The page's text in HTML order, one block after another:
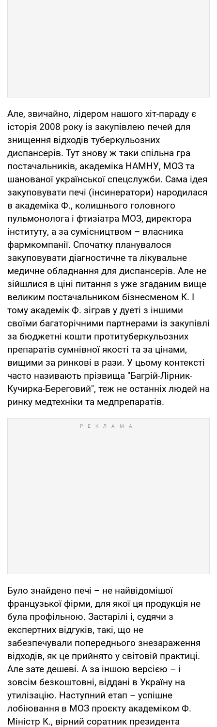
Але, звичайно, лідером нашого хіт-параду є
історія 2008 року із закупівлею печей для
знищення відходів туберкульозних
диспансерів. Тут знову ж таки спільна гра
постачальників, академіка НАМНУ, МОЗ та
шанованої української спецслужби. Сама ідея
закуповувати печі (інсинератори) народилася
в академіка Ф., колишнього головного
пульмонолога і фтизіатра МОЗ, директора
інституту, а за сумісництвом – власника
фармкомпанії. Спочатку планувалося
закуповувати діагностичне та лікувальне
медичне обладнання для диспансерів. Але не
зійшлися в ціні питання з уже згаданим вище
великим постачальником бізнесменом К. І
тому академік Ф. зіграв у дуеті з іншими
своїми багаторічними партнерами із закупівлі
за бюджетні кошти протитуберкульозних
препаратів сумнівної якості та за цінами,
вищими за ринкові в рази. У цьому контексті
часто називають прізвища "Багрій-Лірник-
Кучирка-Береговий", теж не останніх людей на
ринку медтехніки та медпрепаратів.
Було знайдено печі – не найвідомішої
французької фірми, для якої ця продукція не
була профільною. Застарілі і, судячи з
експертних відгуків, такі, що не
забезпечували попереднього знезараження
відходів, як це прийнято у світовій практиці.
Але зате дешеві. А за іншою версією – і
зовсім безкоштовні, віддані в Україну на
утилізацію. Наступний етап – успішне
лобіювання в МОЗ проєкту академіком Ф.
Міністр К., вірний соратник президента